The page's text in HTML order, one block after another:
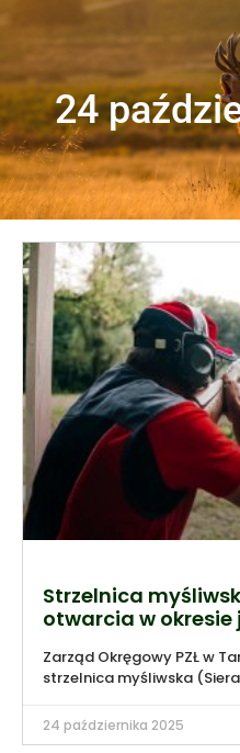
24
Strzelnica
otwarcia w
Zarząd Okręgowy PZŁ w
strzelnica myśliwska
24 października 2025